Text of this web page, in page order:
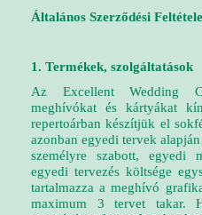
Általános Szerződési
1. Termékek, szolgáltatások
Az Excellent Wedding
meghívókat és kártyákat
repertoárban készítjük el
azonban egyedi tervek
személyre szabott, egyedi
egyedi tervezés költsége
tartalmazza a meghívó
maximum 3 tervet takar.